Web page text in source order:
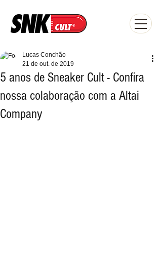
5 anos de Sneaker Cult - Confira
nossa colaboração com a Altai
Company
Lucas Conchão
21 de out. de 2019